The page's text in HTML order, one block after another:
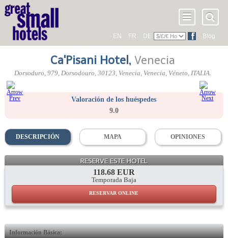
EN FR DE Blog
Ca'Pisani Hotel ,Venecia
Dorsoduro, 979, Dorsodouro,30123, Venecia, Venecia, Véneto,ITALIA.
Valoración de los huéspedes
9.0
DESCRIPCIÓN MAPA OPINIONES
RESERVE ESTE HOTEL
118.68 EUR
Temporada Baja
RESERVAR ONLINE
Información Básica: